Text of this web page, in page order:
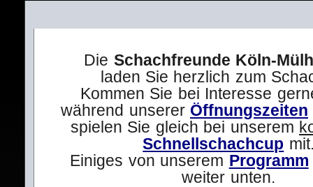
Die Schachfreunde Köln-
laden Sie herzlich zum
Kommen Sie bei Interesse
während unserer Öffnungszeiten
spielen Sie gleich bei unserem
Schnellschachcup
Einiges von unserem Programm
weiter unten.